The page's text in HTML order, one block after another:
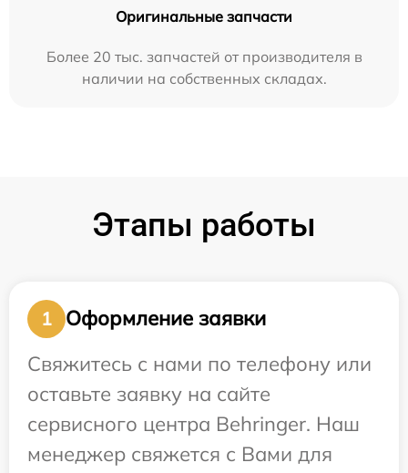
Оригинальные запчасти
Более 20 тыс. запчастей от производителя в
наличии на собственных складах.
Этапы работы
1
Оформление заявки
Свяжитесь с нами по телефону или
оставьте заявку на сайте
сервисного центра Behringer. Наш
менеджер свяжется с Вами для